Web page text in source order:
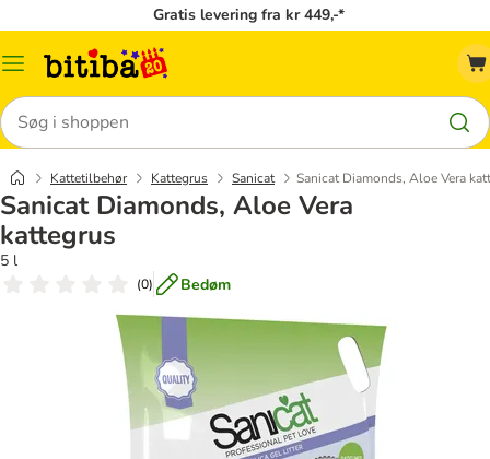
Gratis levering fra kr 449,-*
Menu
Søg
Kattetilbehør Kattegrus Sanicat Sanicat Diamonds, Aloe Vera
Sanicat Diamonds, Aloe Vera
kattegrus
5 l
(0) Bedøm